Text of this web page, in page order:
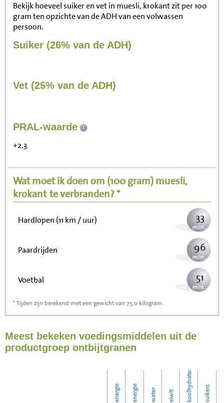
Bekijk hoeveel suiker en vet in muesli, krokant zit per 100
gram ten opzichte van de ADH van een volwassen
persoon.
Suiker (26% van de ADH)
Vet (25% van de ADH)
PRAL-waarde
+2,3
Wat moet ik doen om (100 gram)muesli,
krokant te verbranden? *
Zitten, tv kijken
Wandelen (5 km/uur)
Hardlopen (11 km / uur) 33
Paardrijden 96
Voetbal 51
Stofzuigen
Strijken 166
191
* Tijden zijn berekend met een gewicht van 75,0 kilogram.
Meest bekeken voedingsmiddelen uit de
productgroep ontbijtgranen
energie energie water eiwit koolhydraten suikers